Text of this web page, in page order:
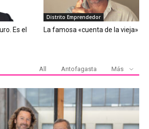
Es el
Distrito Emprendedor
La famosa «cuenta de la vieja»
All Antofagasta Más